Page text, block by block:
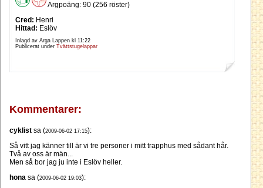
Argpoäng: 90 (256 röster)
Cred: Henri
Hittad: Eslöv
Inlagd av Arga Lappen kl 11:22
Publicerat under Tvättstugelappar
Kommentarer:
cyklist sa (2009-06-02 17:15):
Så vitt jag känner till är vi tre personer i mitt trapphus med sådant hår.
Två av oss är män...
Men så bor jag ju inte i Eslöv heller.
hona sa (2009-06-02 19:03):